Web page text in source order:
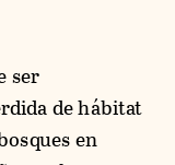
ser
de hábitat
en